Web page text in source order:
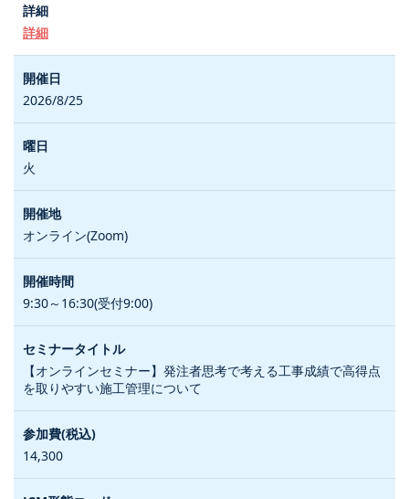
詳細
2026/8/25
火
オンライン(Zoom)
9:30～16:30(受付9:00)
【オンラインセミナー】発注者思考で考える工事成績で高得点
を取りやすい施工管理について
14,300